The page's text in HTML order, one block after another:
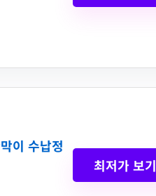
이 수납정
최저가 보기